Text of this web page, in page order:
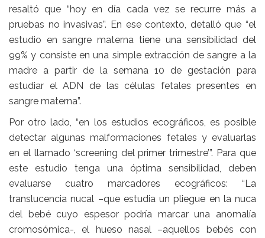
resaltó que “hoy en día cada vez se recurre más a
pruebas no invasivas”. En ese contexto, detalló que “el
estudio en sangre materna tiene una sensibilidad del
99% y consiste en una simple extracción de sangre a la
madre a partir de la semana 10 de gestación para
estudiar el ADN de las células fetales presentes en
sangre materna”.
Por otro lado, “en los estudios ecográficos, es posible
detectar algunas malformaciones fetales y evaluarlas
en el llamado ‘screening del primer trimestre’”. Para que
este estudio tenga una óptima sensibilidad, deben
evaluarse cuatro marcadores ecográficos: “La
translucencia nucal –que estudia un pliegue en la nuca
del bebé cuyo espesor podría marcar una anomalía
cromosómica-, el hueso nasal –aquellos bebés con